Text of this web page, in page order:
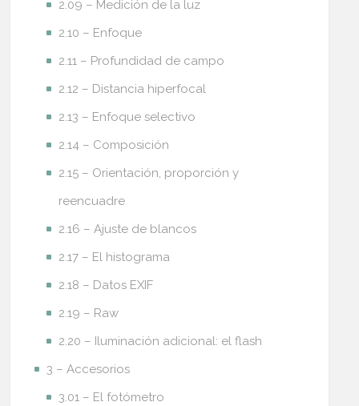
2.09 – Medición de la luz
2.10 – Enfoque
2.11 – Profundidad de campo
2.12 – Distancia hiperfocal
2.13 – Enfoque selectivo
2.14 – Composición
2.15 – Orientación, proporción y
reencuadre
2.16 – Ajuste de blancos
2.17 – El histograma
2.18 – Datos EXIF
2.19 – Raw
2.20 – Iluminación adicional: el flash
3 – Accesorios
3.01 – El fotómetro